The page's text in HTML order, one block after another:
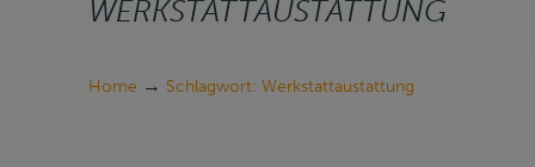
WERKSTATTAUSTATTUNG
Home → Schlagwort: Werkstattaustattung